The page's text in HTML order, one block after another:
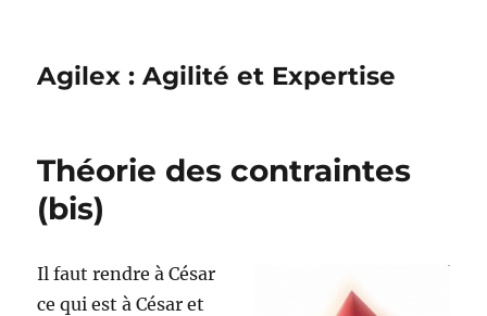
Agilex : Agilité et Expertise
Théorie des contraintes
(bis)
Il faut rendre à César
ce qui est à César et